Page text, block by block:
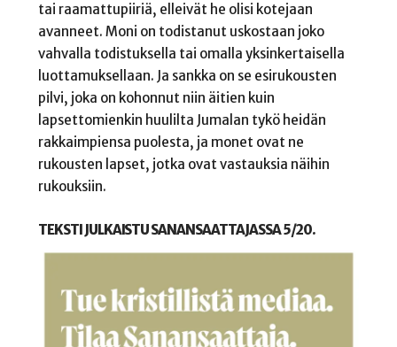
tai raamattupiiriä, elleivät he olisi kotejaan
avanneet. Moni on todistanut uskostaan joko
vahvalla todistuksella tai omalla yksinkertaisella
luottamuksellaan. Ja sankka on se esirukousten
pilvi, joka on kohonnut niin äitien kuin
lapsettomienkin huulilta Jumalan tykö heidän
rakkaimpiensa puolesta, ja monet ovat ne
rukousten lapset, jotka ovat vastauksia näihin
rukouksiin.
TEKSTI JULKAISTU SANANSAATTAJASSA 5/20.